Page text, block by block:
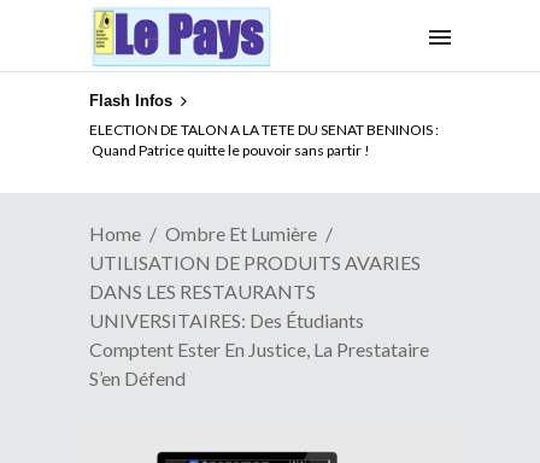
Flash Infos
ELECTION DE TALON A LA TETE DU SENAT BENINOIS :
Quand Patrice quitte le pouvoir sans partir !
Home
Ombre Et Lumière
UTILISATION DE PRODUITS AVARIES
DANS LES RESTAURANTS
UNIVERSITAIRES: Des Étudiants
Comptent Ester En Justice, La Prestataire
S’en Défend